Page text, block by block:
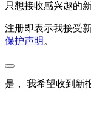
只想接收感兴趣的
注册即表示我接受
保护声明 。
是， 我希望收到新